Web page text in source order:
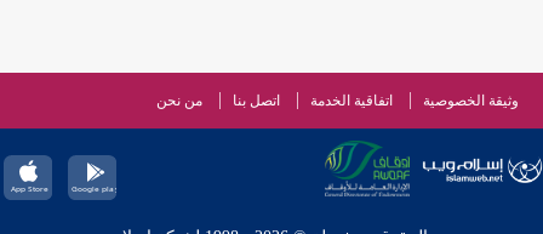
وثيقة الخصوصية اتفاقية الخدمة اتصل بنا من نحن